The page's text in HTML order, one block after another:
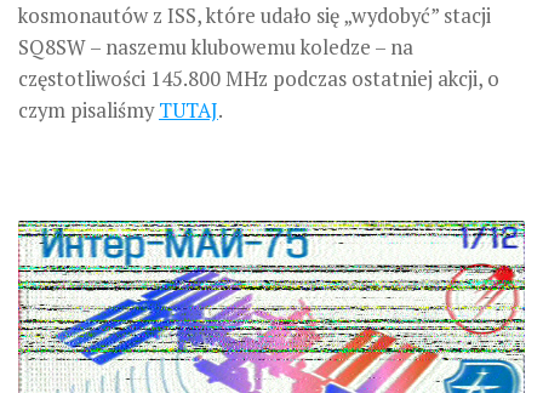
kosmonautów z ISS, które udało się „wydobyć” stacji
SQ8SW – naszemu klubowemu koledze – na
częstotliwości 145.800 MHz podczas ostatniej akcji, o
czym pisaliśmyTUTAJ.